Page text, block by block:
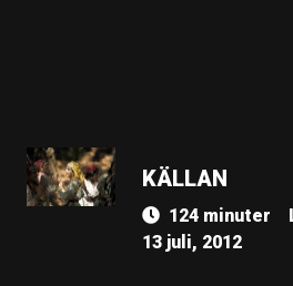
KÄLLAN
124 minuter
13 juli, 2012